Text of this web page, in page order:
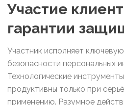
Участие
гарантии
Участник исполняет
безопасности персональных
Технологические
продуктивны только при
применению. Разумное